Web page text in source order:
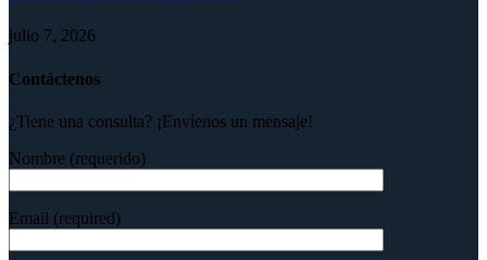
julio 7, 2026
Contáctenos
¿Tiene una consulta? ¡Envíenos un mensaje!
Nombre (requerido)
Email (required)